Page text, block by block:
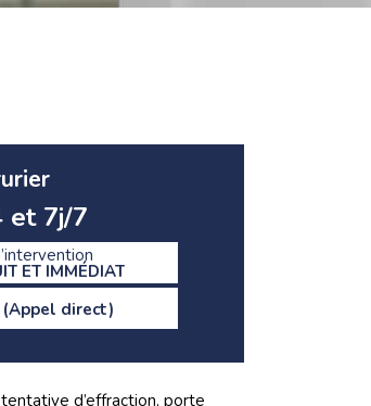
et 7j/7
ET IMMÉDIAT
(Appel direct)
d’effraction, porte